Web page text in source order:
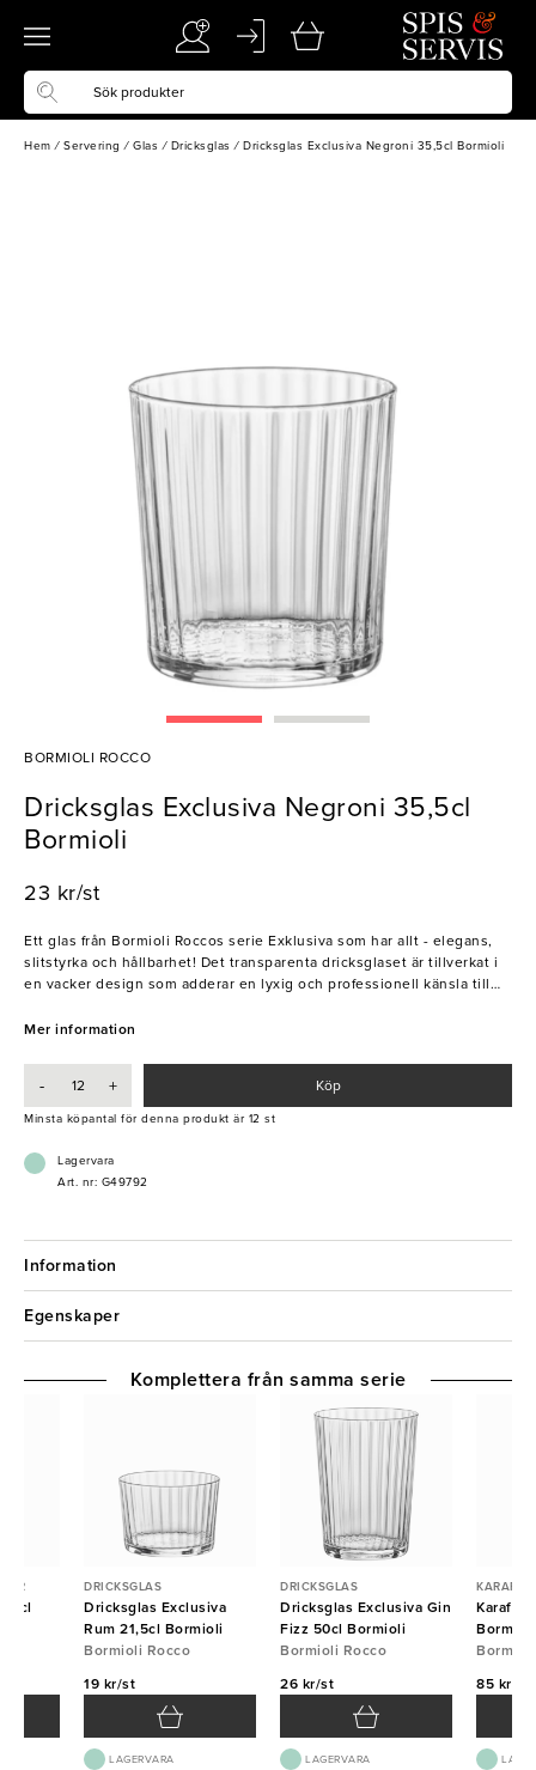
Hem / Servering / Glas / Dricksglas / Dricksglas Exclusiva Negroni 35,5cl Bormioli
BORMIOLI ROCCO
Dricksglas Exclusiva Negroni 35,5cl
Bormioli
23 kr/st
Ett glas från Bormioli Roccos serie Exklusiva som har allt - elegans,
slitstyrka och hållbarhet! Det transparenta dricksglaset är tillverkat i
en vacker design som adderar en lyxig och professionell känsla till
glas perfekt för användning i intensiva restaurang- och
- Elegant design
- Tål maskindisk
- Kan återvinnas
Mer information
- + Köp
Minsta köpantal för denna produkt är 12 st
Lagervara
Art. nr: G49792
Information
Egenskaper
DRICKSGLAS
Dricksglas Exclusiva
Rum 21,5cl Bormioli
Bormioli Rocco
19 kr/st
LAGERVARA
DRICKSGLAS
Dricksglas Exclusiva Gin
Fizz 50cl Bormioli
Bormioli Rocco
26 kr/st
LAGERVARA
Karaff
85 kr/st
Komplettera från samma serie